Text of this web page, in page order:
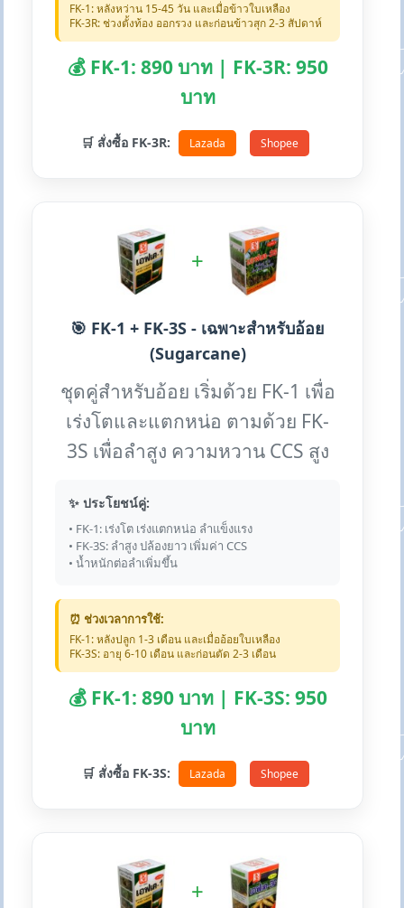
FK-1: หลังหว่าน 15-45 วัน และเมื่อข้าวใบเหลือง
FK-3R: ช่วงตั้งท้อง ออกรวง และก่อนข้าวสุก 2-3 สัปดาห์
💰 FK-1: 890 บาท | FK-3R: 950
บาท
🛒 สั่งซื้อ FK-3R: Lazada Shopee
+
🎯 FK-1 + FK-3S - เฉพาะสำหรับอ้อย
(Sugarcane)
ชุดคู่สำหรับอ้อย เริ่มด้วย FK-1 เพื่อ
เร่งโตและแตกหน่อ ตามด้วย FK-
3S เพื่อลำสูง ความหวาน CCS สูง
✨ ประโยชน์คู่:
• FK-1: เร่งโต เร่งแตกหน่อ ลำแข็งแรง
• FK-3S: ลำสูง ปล้องยาว เพิ่มค่า CCS
• น้ำหนักต่อลำเพิ่มขึ้น
⏰ ช่วงเวลาการใช้:
FK-1: หลังปลูก 1-3 เดือน และเมื่ออ้อยใบเหลือง
FK-3S: อายุ 6-10 เดือน และก่อนตัด 2-3 เดือน
💰 FK-1: 890 บาท | FK-3S: 950
บาท
🛒 สั่งซื้อ FK-3S: Lazada Shopee
+